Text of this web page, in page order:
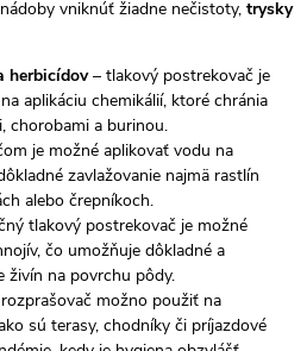
vniknúť žiadne nečistoty, trysky
herbicídov– tlakový postrekovač je
aplikáciu chemikálií, ktoré chránia
chorobami a burinou.
je možné aplikovať vodu na
zavlažovanie najmä rastlín
alebo črepníkoch.
tlakový postrekovač je možné
čo umožňuje dôkladné a
živín na povrchu pôdy.
možno použiť na
sú terasy, chodníky či príjazdové